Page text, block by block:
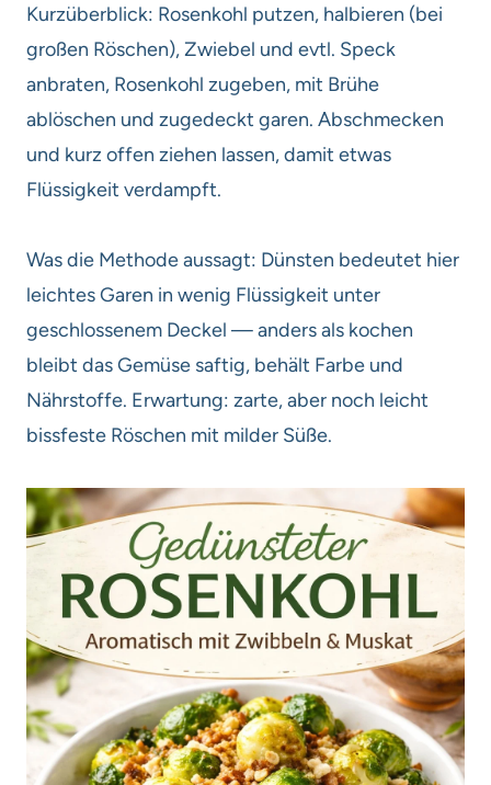
Kurzüberblick: Rosenkohl putzen, halbieren (bei
großen Röschen), Zwiebel und evtl. Speck
anbraten, Rosenkohl zugeben, mit Brühe
ablöschen und zugedeckt garen. Abschmecken
und kurz offen ziehen lassen, damit etwas
Flüssigkeit verdampft.
Was die Methode aussagt: Dünsten bedeutet hier
leichtes Garen in wenig Flüssigkeit unter
geschlossenem Deckel — anders als kochen
bleibt das Gemüse saftig, behält Farbe und
Nährstoffe. Erwartung: zarte, aber noch leicht
bissfeste Röschen mit milder Süße.